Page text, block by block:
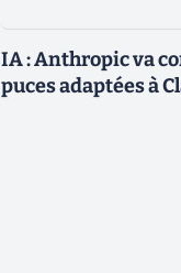
IA : Anthropic va
puces adaptées à